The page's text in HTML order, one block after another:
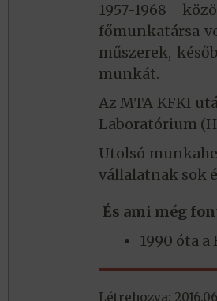
1957-1968
főmunkatársa
műszerek,
munkát.
Az MTA KFKI
Laboratórium
Utolsó
vállalatnak sok
És ami még
1990 óta
Létrehozva: